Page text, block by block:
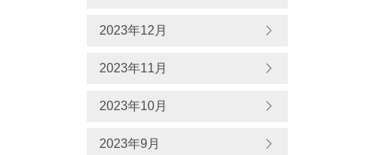
2023年12月
2023年11月
2023年10月
2023年9月